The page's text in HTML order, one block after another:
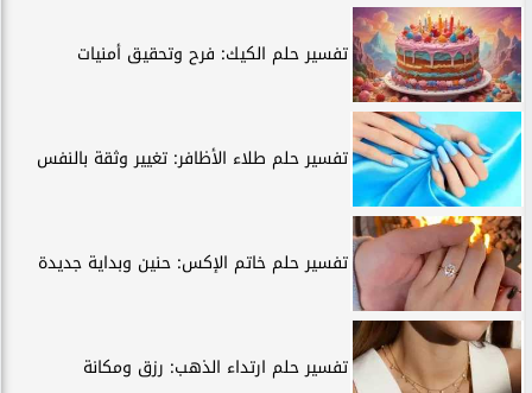
تفسير حلم الكيك: فرح وتحقيق أمنيات
تفسير حلم طلاء الأظافر: تغيير وثقة بالنفس
تفسير حلم خاتم الإكس: حنين وبداية جديدة
تفسير حلم ارتداء الذهب: رزق ومكانة